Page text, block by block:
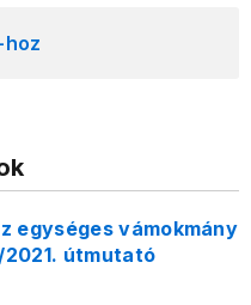
hoz
egységes vámokmány
útmutató